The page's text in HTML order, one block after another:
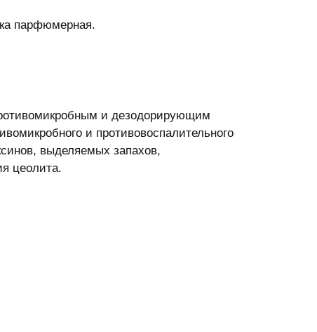
парфюмерная.
и дезодорирующим
и противовоспалительного
выделяемых запахов,
цеолита.